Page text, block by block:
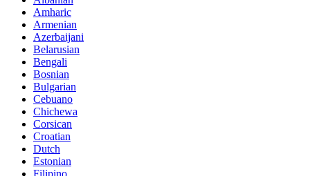
Amharic
Armenian
Azerbaijani
Belarusian
Bengali
Bosnian
Bulgarian
Cebuano
Chichewa
Corsican
Croatian
Dutch
Estonian
Filipino